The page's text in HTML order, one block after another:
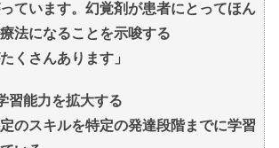
ています。幻覚剤が患者にとってほん
法になることを示唆する
くさんあります」
習能力を拡大する
のスキルを特定の発達段階までに学習